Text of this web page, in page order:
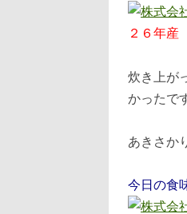
２６年
炊き上が
かったで
あきさか
今日の食